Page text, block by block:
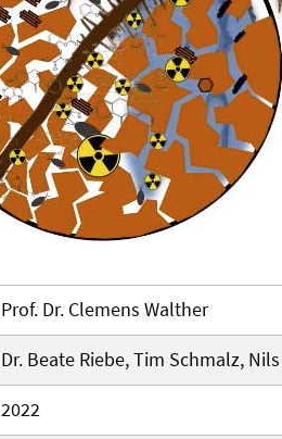
Prof. Dr. Clemens Walther
Dr. Beate Riebe, Tim Schmalz,
2022